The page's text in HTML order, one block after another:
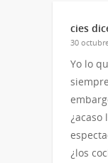
cies
30
Yo lo
¿acaso
¿los